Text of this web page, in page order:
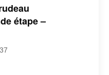
étape –